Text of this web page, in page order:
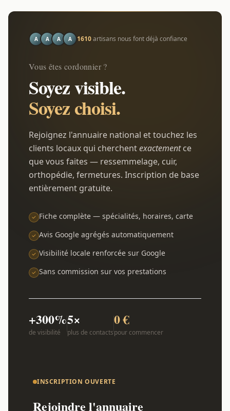
A A A A 1610artisans nous font déjà confiance
Vous êtes cordonnier ?
Soyez visible.
Soyez choisi.
Rejoignez l'annuaire national et touchez les
clients locaux qui cherchentexactementce
que vous faites — ressemmelage, cuir,
orthopédie, fermetures. Inscription de base
entièrement gratuite.
Fiche complète — spécialités, horaires, carte
Avis Google agrégés automatiquement
Visibilité locale renforcée sur Google
Sans commission sur vos prestations
+300%
de visibilité
5×
plus de contacts
0 €
pour commencer
INSCRIPTION OUVERTE
Rejoindre l'annuaire